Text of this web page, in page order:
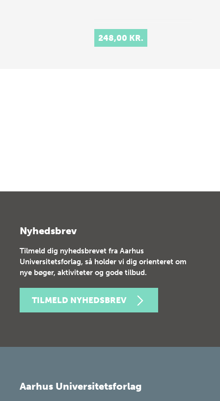
248,00 KR.
Nyhedsbrev
Tilmeld dig nyhedsbrevet fra Aarhus
Universitetsforlag, så holder vi dig orienteret om
nye bøger, aktiviteter og gode tilbud.
TILMELD NYHEDSBREV
Aarhus Universitetsforlag